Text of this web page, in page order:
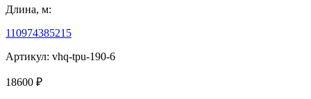
Длина, м:
110974385215
Артикул: vhq-tpu-190-6
18600 ₽